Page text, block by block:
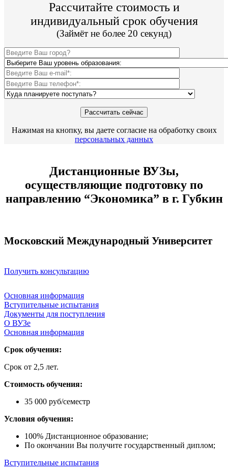
Рассчитайте стоимость и
индивидуальный срок обучения
(Займёт не более 20 секунд)
Нажимая на кнопку, вы даете согласие на обработку своих
персональных данных
Дистанционные ВУЗы,
осуществляющие подготовку по
направлению “Экономика” в г. Губкин
Московский Международный Университет
Получить консультацию
Основная информация
Вступительные испытания
Документы для поступления
О ВУЗе
Основная информация
Срок обучения:
Срок от 2,5 лет.
Стоимость обучения:
35 000 руб/семестр
Условия обучения:
100% Дистанционное образование;
По окончании Вы получите государственный диплом;
Вступительные испытания